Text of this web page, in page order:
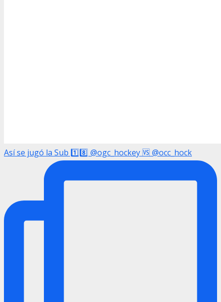
Así se jugó la Sub 1️⃣8️⃣ @ogc_hockey 🆚 @occ_hock